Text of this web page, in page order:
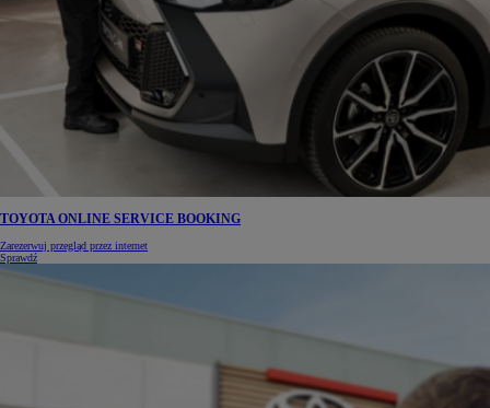
TOYOTA ONLINE SERVICE BOOKING
Zarezerwuj przegląd przez internet
Sprawdź